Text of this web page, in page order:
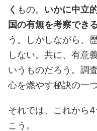
く もの。 いかに中立
国の有無を考察でき
う。しかしながら、
しない。共に、有意
いうものだろう。調
心を燃やす秘訣の一
それでは、これから
こう。